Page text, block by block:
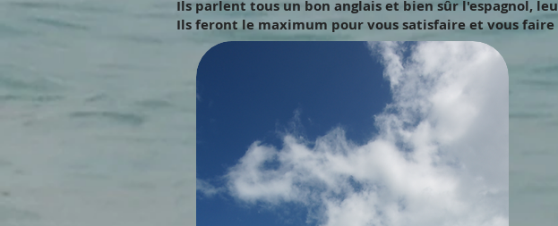
Ils parlent tous un bon anglais et bien sûr l'espagnol,
Ils feront le maximum pour vous satisfaire et vous faire